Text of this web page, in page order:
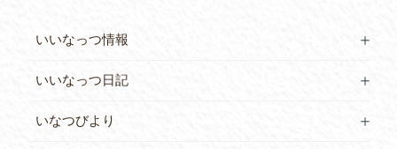
いいなっつ情報
いいなっつ日記
いなつびより